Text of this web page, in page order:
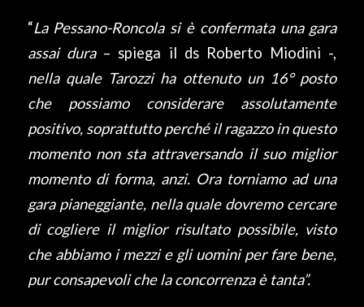
“La Pessano-Roncola si è confermata una gara
assai dura– spiega il ds Roberto Miodini -,
nella quale Tarozzi ha ottenuto un 16° posto
che possiamo considerare assolutamente
positivo, soprattutto perché il ragazzo in questo
momento non sta attraversando il suo miglior
momento di forma, anzi. Ora torniamo ad una
gara pianeggiante, nella quale dovremo cercare
di cogliere il miglior risultato possibile, visto
che abbiamo i mezzi e gli uomini per fare bene,
pur consapevoli che la concorrenza è tanta”.